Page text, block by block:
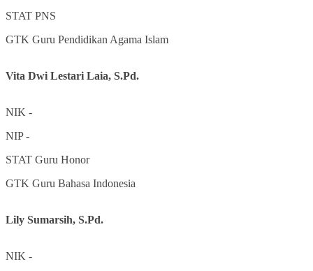
STAT PNS
GTK Guru Pendidikan Agama Islam
Vita Dwi Lestari Laia, S.Pd.
NIK -
NIP-
STAT Guru Honor
GTK Guru Bahasa Indonesia
Lily Sumarsih, S.Pd.
NIK -